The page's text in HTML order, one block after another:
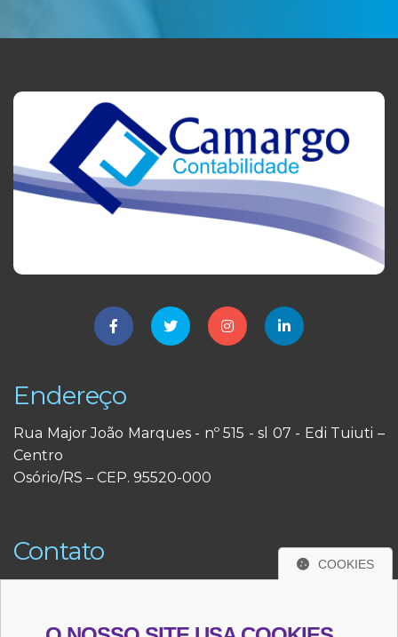
Endereço
Rua Major João Marques - nº 515 - sl 07 - Edi Tuiuti –
Centro
Osório/RS – CEP. 95520-000
Contato
(51) 98484-3291
COOKIES